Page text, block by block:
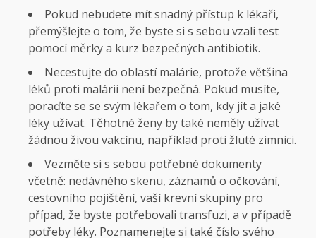
Pokud nebudete mít snadný přístup k lékaři,
přemýšlejte o tom, že byste si s sebou vzali test
pomocí měrky a kurz bezpečných antibiotik.
Necestujte do oblastí malárie, protože většina
léků proti malárii není bezpečná. Pokud musíte,
poraďte se se svým lékařem o tom, kdy jít a jaké
léky užívat. Těhotné ženy by také neměly užívat
žádnou živou vakcínu, například proti žluté zimnici.
Vezměte si s sebou potřebné dokumenty
včetně: nedávného skenu, záznamů o očkování,
cestovního pojištění, vaší krevní skupiny pro
případ, že byste potřebovali transfuzi, a v případě
potřeby léky. Poznamenejte si také číslo svého